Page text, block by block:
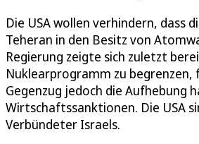
Die USA wollen verhindern, dass
Teheran in den Besitz von
Regierung zeigte sich zuletzt
Nuklearprogramm zu
Gegenzug jedoch die Aufhebung
Wirtschaftssanktionen. Die USA
Verbündeter Israels.